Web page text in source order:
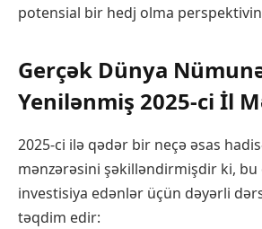
potensial bir hedj olma
Gerçək Dünya
Yenilənmiş 2025-ci İl
2025-ci ilə qədər bir neçə əsas
mənzərəsini şəkilləndirmişdir ki, bu
investisiya edənlər üçün dəyərli
təqdim edir: